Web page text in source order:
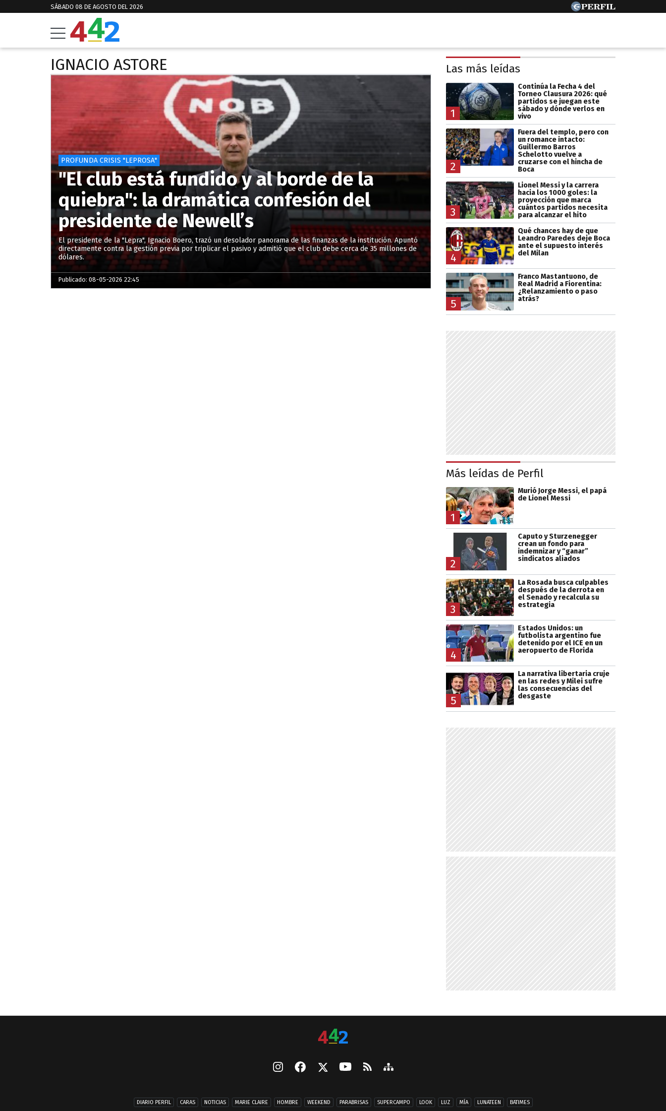
SÁBADO 08 DE AGOSTO DEL 2026
IGNACIO ASTORE
PROFUNDA CRISIS "LEPROSA"
"El club está fundido y al borde de la
quiebra": la dramática confesión del
presidente de Newell’s
El presidente de la "Lepra", Ignacio Boero, trazó un desolador panorama de las finanzas de la institución. Apuntó
directamente contra la gestión previa por triplicar el pasivo y admitió que el club debe cerca de 35 millones de
dólares.
Publicado: 08-05-2026 22:45
Las más leídas
1
Continúa la Fecha 4 del
Torneo Clausura 2026: qué
partidos se juegan este
sábado y dónde verlos en
vivo
2
Fuera del templo, pero con
un romance intacto:
Guillermo Barros
Schelotto vuelve a
cruzarse con el hincha de
Boca
3
Lionel Messi y la carrera
hacia los 1000 goles: la
proyección que marca
cuántos partidos necesita
para alcanzar el hito
4
Qué chances hay de que
Leandro Paredes deje Boca
ante el supuesto interés
del Milan
5
Franco Mastantuono, de
Real Madrid a Fiorentina:
¿Relanzamiento o paso
atrás?
Más leídas de Perfil
1
Murió Jorge Messi, el papá
de Lionel Messi
2
Caputo y Sturzenegger
crean un fondo para
indemnizar y “ganar”
sindicatos aliados
3
La Rosada busca culpables
después de la derrota en
el Senado y recalcula su
estrategia
4
Estados Unidos: un
futbolista argentino fue
detenido por el ICE en un
aeropuerto de Florida
5
La narrativa libertaria cruje
en las redes y Milei sufre
las consecuencias del
desgaste
DIARIO PERFIL CARAS NOTICIAS MARIE CLAIRE HOMBRE WEEKEND PARABRISAS SUPERCAMPO LOOK LUZ MÍA LUNATEEN BATIMES